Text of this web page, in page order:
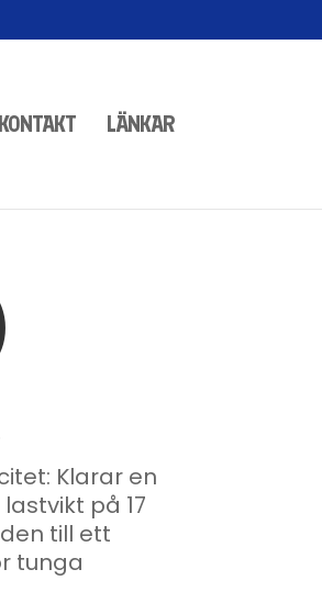
KONTAKT LÄNKAR
Klarar en
på 17
till ett
tunga